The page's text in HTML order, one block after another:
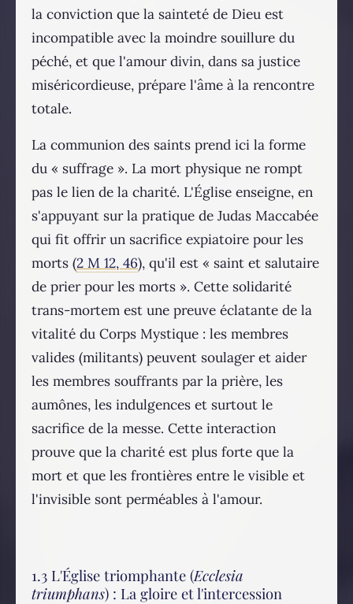
la conviction que la sainteté de Dieu est
incompatible avec la moindre souillure du
péché, et que l'amour divin, dans sa justice
miséricordieuse, prépare l'âme à la rencontre
totale.
La communion des saints prend ici la forme
du « suffrage ». La mort physique ne rompt
pas le lien de la charité. L'Église enseigne, en
s'appuyant sur la pratique de Judas Maccabée
qui fit offrir un sacrifice expiatoire pour les
morts (2 M 12, 46), qu'il est « saint et salutaire
de prier pour les morts ». Cette solidarité
trans-mortem est une preuve éclatante de la
vitalité du Corps Mystique : les membres
valides (militants) peuvent soulager et aider
les membres souffrants par la prière, les
aumônes, les indulgences et surtout le
sacrifice de la messe. Cette interaction
prouve que la charité est plus forte que la
mort et que les frontières entre le visible et
l'invisible sont perméables à l'amour.
1.3 L'Église triomphante (Ecclesia
triumphans) : La gloire et l'intercession